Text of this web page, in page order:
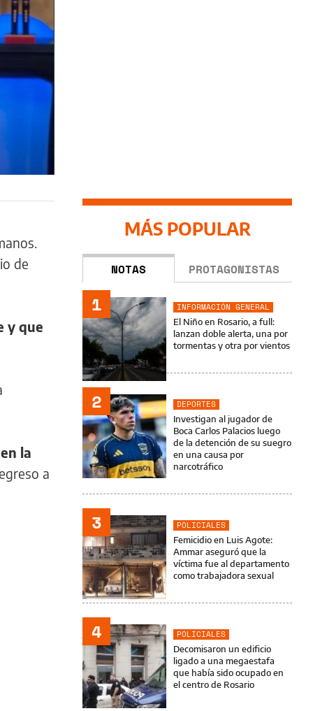
de
y que
la
a
MÁS POPULAR
NOTAS PROTAGONISTAS
1
INFORMACIÓN GENERAL
El Niño en Rosario, a full:
lanzan doble alerta, una por
tormentas y otra por vientos
2
DEPORTES
Investigan al jugador de
Boca Carlos Palacios luego
de la detención de su suegro
en una causa por
narcotráfico
3
POLICIALES
Femicidio en Luis Agote:
Ammar aseguró que la
víctima fue al departamento
como trabajadora sexual
4
POLICIALES
Decomisaron un edificio
ligado a una megaestafa
que había sido ocupado en
el centro de Rosario